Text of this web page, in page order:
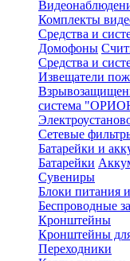
Комплекты
Средства и
Домофоны
Средства и
Извещатели
система
Сетевые
Батарейки и
Батарейки
Сувениры
Блоки питания
Беспроводные
Кронштейны
Кронштейны
Переходники